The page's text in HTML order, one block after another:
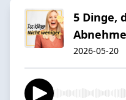
5 Dinge,
2026-05-20